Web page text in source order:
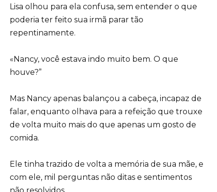
Lisa olhou para ela confusa, sem entender o que
poderia ter feito sua irmã parar tão
repentinamente.
«Nancy, você estava indo muito bem. O que
houve?”
Mas Nancy apenas balançou a cabeça, incapaz de
falar, enquanto olhava para a refeição que trouxe
de volta muito mais do que apenas um gosto de
comida.
Ele tinha trazido de volta a memória de sua mãe, e
com ele, mil perguntas não ditas e sentimentos